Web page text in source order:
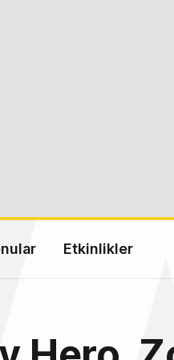
Etkinlikler